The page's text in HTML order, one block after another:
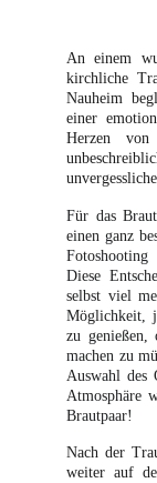
An einem
kirchliche
Nauheim
einer
Herzen
Für das
einen ganz
Diese
selbst viel
Möglichkeit,
zu genießen,
machen zu
Auswahl des
Atmosphäre
Brautpaar!
Nach der
weiter auf